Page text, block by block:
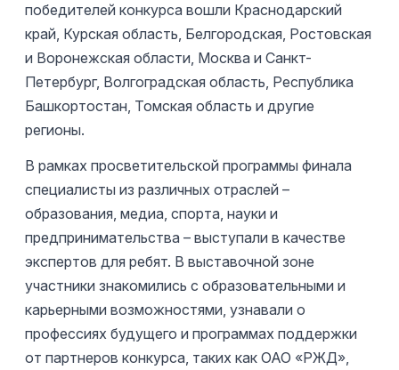
победителей конкурса вошли Краснодарский
край, Курская область, Белгородская, Ростовская
и Воронежская области, Москва и Санкт-
Петербург, Волгоградская область, Республика
Башкортостан, Томская область и другие
регионы.
В рамках просветительской программы финала
специалисты из различных отраслей –
образования, медиа, спорта, науки и
предпринимательства – выступали в качестве
экспертов для ребят. В выставочной зоне
участники знакомились с образовательными и
карьерными возможностями, узнавали о
профессиях будущего и программах поддержки
от партнеров конкурса, таких как ОАО «РЖД»,